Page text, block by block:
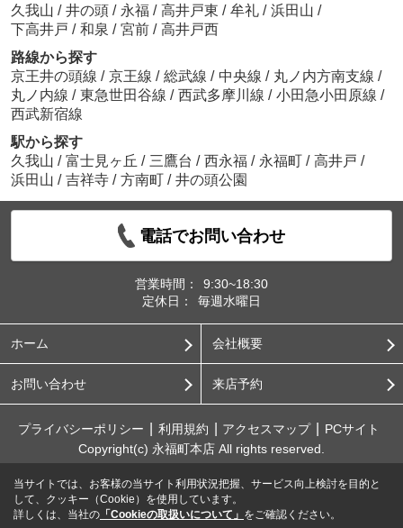
久我山 / 井の頭 / 永福 / 高井戸東 / 牟礼 / 浜田山 /
下高井戸 / 和泉 / 宮前 / 高井戸西
路線から探す
京王井の頭線 / 京王線 / 総武線 / 中央線 / 丸ノ内方南支線 /
丸ノ内線 / 東急世田谷線 / 西武多摩川線 / 小田急小田原線 /
西武新宿線
駅から探す
久我山 / 富士見ヶ丘 / 三鷹台 / 西永福 / 永福町 / 高井戸 /
浜田山 / 吉祥寺 / 方南町 / 井の頭公園
電話でお問い合わせ
営業時間：
9:30~18:30
定休日：
毎週水曜日
ホーム 会社概要
お問い合わせ 来店予約
プライバシーポリシー 利用規約 アクセスマップ
PCサイト
Copyright(c) 永福町本店 All rights reserved.
当サイトでは、お客様の当サイト利用状況把握、サービス向上検討を目的と
して、クッキー（Cookie）を使用しています。
詳しくは、当社の 「Cookieの取扱いについて」 をご確認ください。